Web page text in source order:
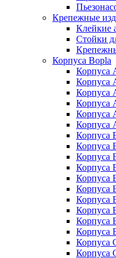
Крепежные
Клейкие
Стойки
Корпуса Bopla
Корпуса
Корпуса
Корпуса
Корпуса
Корпуса
Корпуса
Корпуса
Корпуса
Корпуса
Корпуса
Корпуса
Корпуса
Корпуса
Корпуса
Корпуса
Корпуса
Корпуса
Корпуса